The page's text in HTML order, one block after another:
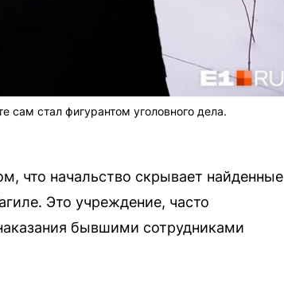
сам стал фигурантом уголовного дела.
что начальство скрывает найденные
Это учреждение, часто
бывшими сотрудниками